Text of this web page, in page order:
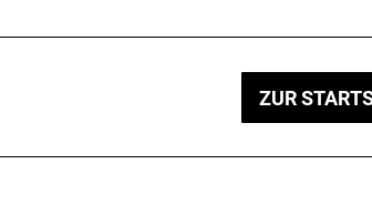
ZUR